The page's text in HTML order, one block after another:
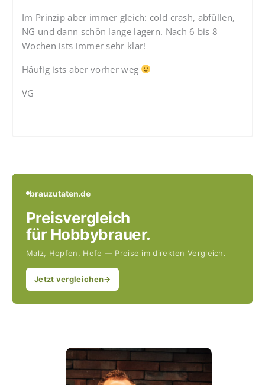
Im Prinzip aber immer gleich: cold crash, abfüllen,
NG und dann schön lange lagern. Nach 6 bis 8
Wochen ists immer sehr klar!
Häufig ists aber vorher weg
VG
brauzutaten.de
Preisvergleich
für Hobbybrauer.
Malz, Hopfen, Hefe — Preise im direkten Vergleich.
Jetzt vergleichen→